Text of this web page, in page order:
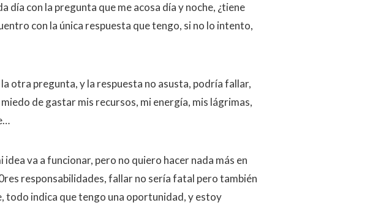
día con la pregunta que me acosa día y noche, ¿tiene
con la única respuesta que tengo, si no lo intento,
la otra pregunta, y la respuesta no asusta, podría fallar,
de gastar mis recursos, mi energía, mis lágrimas,
va a funcionar, pero no quiero hacer nada más en
responsabilidades, fallar no sería fatal pero también
todo indica que tengo una oportunidad, y estoy